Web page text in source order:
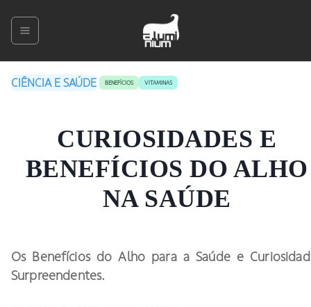
CIÊNCIA E SAÚDE BENEFÍCIOS VITAMINAS
CURIOSIDADES E
BENEFÍCIOS DO ALHO
NA SAÚDE
Os Benefícios do Alho para a Saúde e
Surpreendentes.